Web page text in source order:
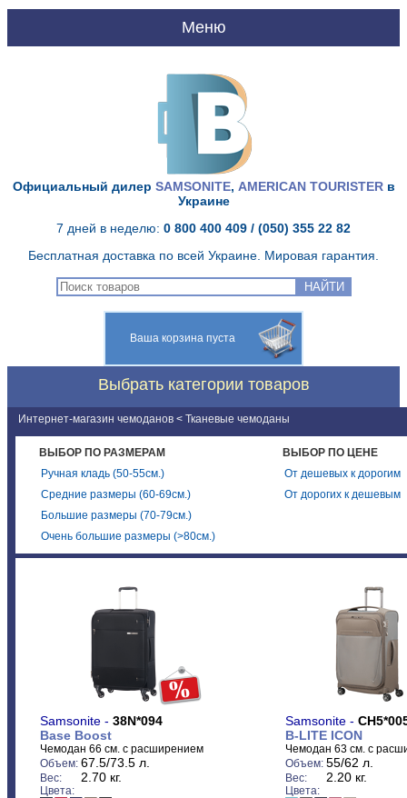
О нас
Доставка и оплата
Качество Samsonite
Сервисный центр
Контакты
Новости
Официальный дилер SAMSONITE, AMERICAN TOURISTERв
Украине
7 дней в неделю: 0 800 400 409 / (050) 355 22 82
Бесплатная доставка по всей Украине. Мировая гарантия.
НАЙТИ
Ваша корзина пуста
Выбрать категории товаров
Интернет-магазин чемоданов < Тканевые чемоданы
ВЫБОР ПО РАЗМЕРАМ
Ручная кладь (50-55см.)
Средние размеры (60-69см.)
Большие размеры (70-79см.)
Очень большие размеры (>80см.)
ВЫБОР ПО ЦЕНЕ
От дешевых к дорогим
От дорогих к дешевым
Samsonite - 38N*094
Base Boost
Чемодан 66 см. с расширением
Объем: 67.5/73.5 л.
Вес: 2.70 кг.
Цвета:
Samsonite -
B-LITE ICON
Чемодан 63 см. с
Объем: 55/62 л.
Вес: 2.20 кг.
Цвета: